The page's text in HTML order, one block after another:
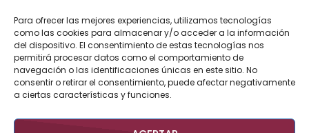
Para ofrecer las mejores experiencias, utilizamos tecnologías
como las cookies para almacenar y/o acceder a la información
del dispositivo. El consentimiento de estas tecnologías nos
permitirá procesar datos como el comportamiento de
navegación o las identificaciones únicas en este sitio. No
consentir o retirar el consentimiento, puede afectar negativamente
a ciertas características y funciones.
«
Jul
BUSCAR AHORA